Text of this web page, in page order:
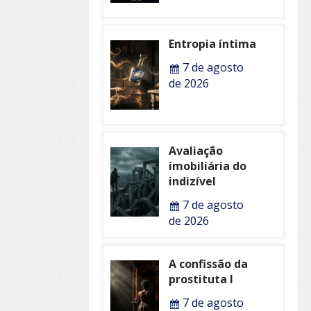
Entropia íntima
7 de agosto
de 2026
Avaliação
imobiliária do
indizível
7 de agosto
de 2026
A confissão da
prostituta I
7 de agosto